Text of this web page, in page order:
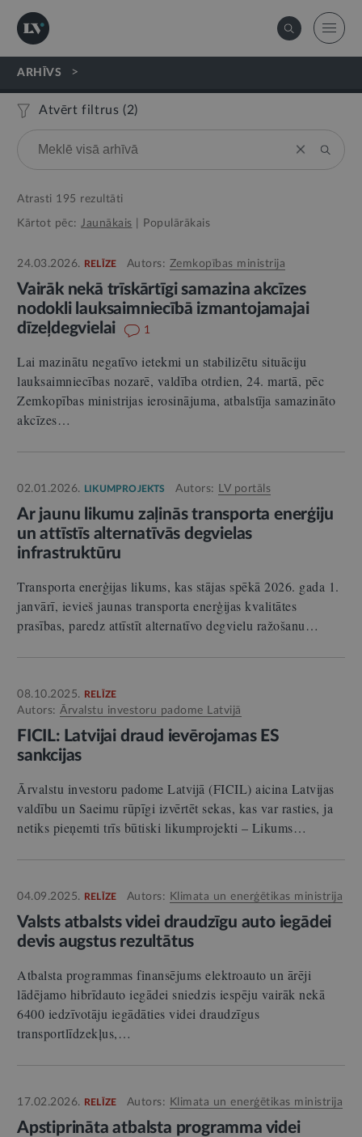
ARHĪVS >
Atvērt filtrus (2)
Atrasti 195 rezultāti
Kārtot pēc: Jaunākais Populārākais
24.03.2026. RELĪZE Autors: Zemkopības ministrija
Vairāk nekā trīskārtīgi samazina akcīzes
nodokli lauksaimniecībā izmantojamajai
dīzeļdegvielai
1
Lai mazinātu negatīvo ietekmi un stabilizētu situāciju
lauksaimniecības nozarē, valdība otrdien, 24. martā, pēc
Zemkopības ministrijas ierosinājuma, atbalstīja samazināto
akcīzes…
02.01.2026. LIKUMPROJEKTS Autors: LV portāls
Ar jaunu likumu zaļinās transporta enerģiju
un attīstīs alternatīvās degvielas
infrastruktūru
Transporta enerģijas likums, kas stājas spēkā 2026. gada 1.
janvārī, ievieš jaunas transporta enerģijas kvalitātes
prasības, paredz attīstīt alternatīvo degvielu ražošanu…
08.10.2025. RELĪZE
Autors: Ārvalstu investoru padome Latvijā
FICIL: Latvijai draud ievērojamas ES
sankcijas
Ārvalstu investoru padome Latvijā (FICIL) aicina Latvijas
valdību un Saeimu rūpīgi izvērtēt sekas, kas var rasties, ja
netiks pieņemti trīs būtiski likumprojekti – Likums…
04.09.2025. RELĪZE Autors: Klimata un enerģētikas ministrija
Valsts atbalsts videi draudzīgu auto iegādei
devis augstus rezultātus
Atbalsta programmas finansējums elektroauto un ārēji
lādējamo hibrīdauto iegādei sniedzis iespēju vairāk nekā
6400 iedzīvotāju iegādāties videi draudzīgus
transportlīdzekļus,…
17.02.2026. RELĪZE Autors: Klimata un enerģētikas ministrija
Apstiprināta atbalsta programma videi